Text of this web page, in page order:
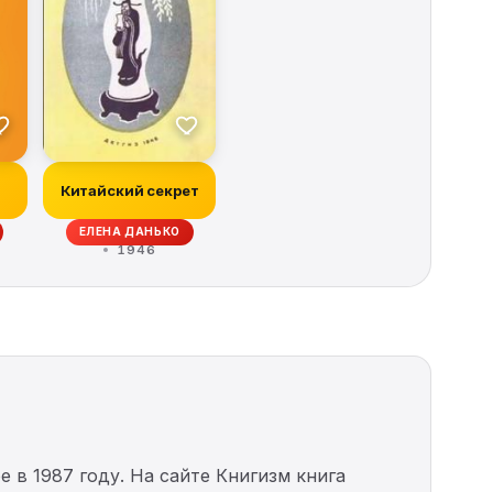
Китайский секрет
ЕЛЕНА ДАНЬКО
1946
в 1987 году. На сайте Книгизм книга